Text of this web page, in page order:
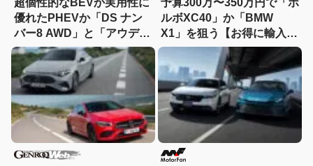
超個性的なBEVか実用性に
優れたPHEVか「DS ナン
バー8 AWD」と「アウディ
A5 eハイブリッド」を比較
予算300万〜350万円で「ボ
ルボXC40」か「BMW
X1」を狙う【お得に輸入中
古車を選ぶなら：11】